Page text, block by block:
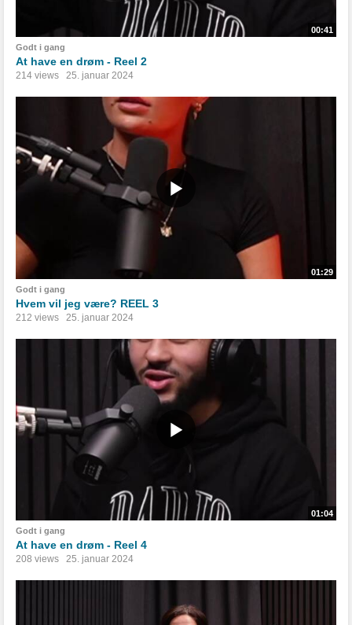
00:41
Godt i gang
At have en drøm - Reel 2
214 views 25. januar 2024
01:29
Godt i gang
Hvem vil jeg være? REEL 3
212 views 25. januar 2024
01:04
Godt i gang
At have en drøm - Reel 4
208 views 25. januar 2024